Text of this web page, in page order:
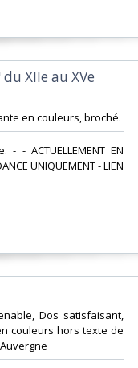
XIIe au XVe
en couleurs, broché.
- ACTUELLEMENT EN
UNIQUEMENT - LIEN
Dos satisfaisant,
couleurs hors texte de